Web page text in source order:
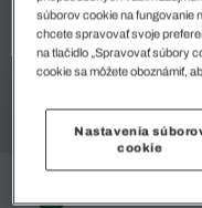
%
súborov cookie na fungovanie
chcete spravovať svoje
na tlačidlo „Spravovať súbory
cookie sa môžete oboznámiť,
Nastavenia
cookie